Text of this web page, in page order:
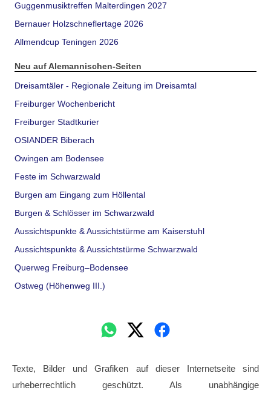
Guggenmusiktreffen Malterdingen 2027
Bernauer Holzschneflertage 2026
Allmendcup Teningen 2026
Neu auf Alemannischen-Seiten
Dreisamtäler - Regionale Zeitung im Dreisamtal
Freiburger Wochenbericht
Freiburger Stadtkurier
OSIANDER Biberach
Owingen am Bodensee
Feste im Schwarzwald
Burgen am Eingang zum Höllental
Burgen & Schlösser im Schwarzwald
Aussichtspunkte & Aussichtstürme am Kaiserstuhl
Aussichtspunkte & Aussichtstürme Schwarzwald
Querweg Freiburg–Bodensee
Ostweg (Höhenweg III.)
Texte, Bilder und Grafiken auf dieser Internetseite sind
urheberrechtlich geschützt. Als unabhängige